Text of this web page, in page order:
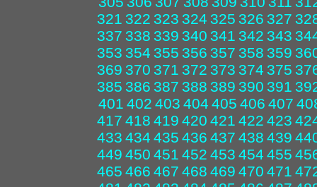
321 322 323 324 325 326 327
337 338 339 340 341 342 343
353 354 355 356 357 358 359
369 370 371 372 373 374 375
385 386 387 388 389 390 391
401 402 403 404 405 406 407
417 418 419 420 421 422 423
433 434 435 436 437 438 439
449 450 451 452 453 454 455
465 466 467 468 469 470 471